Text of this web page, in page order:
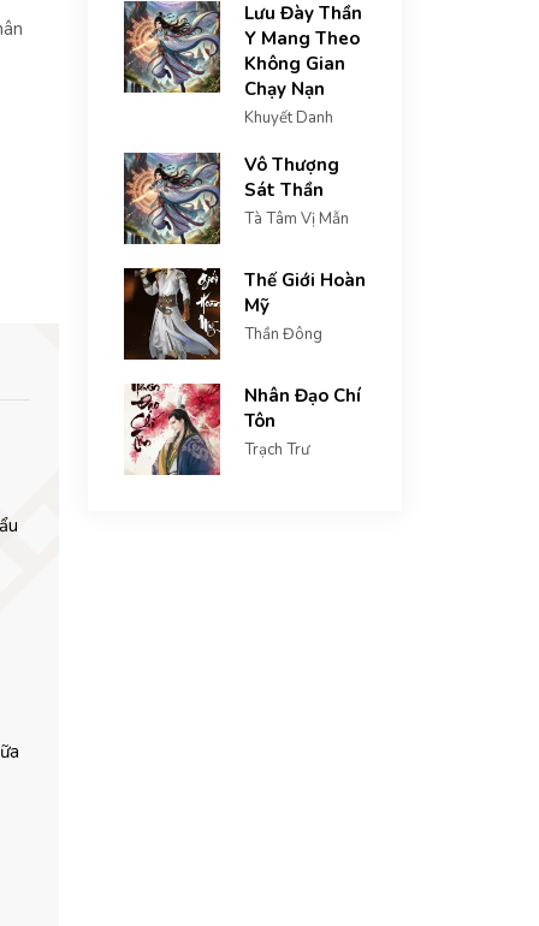
Lưu Đày Thần
Y Mang Theo
Không Gian
Chạy Nạn
Khuyết Danh
Vô Thượng
Sát Thần
Tà Tâm Vị Mẫn
Thế Giới Hoàn
Mỹ
Thần Đông
Nhân Đạo Chí
Tôn
Trạch Trư